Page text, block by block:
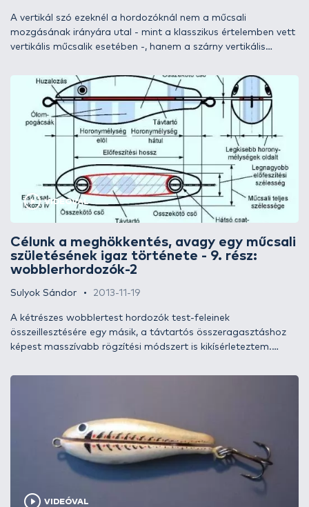
A vertikál szó ezeknél a hordozóknál nem a műcsali
mozgásának irányára utal - mint a klasszikus értelemben vett
vertikális műcsalik esetében -, hanem a szárny vertikális
horizontális szárnyállásúak voltak, hozzájuk képest a
vertikálhordozók szárnyállása 90 fokkal elforgatott. Az
ötletet a vízfelszín közelébe szánt műcsali adta, ahol a
láthatóság sokkal inkább szempont lehet, mint egy mélyvízi
kivitel esetében. Arra gondoltam, hogy oldalról nézve egy
horizontális szárny talán kevésbé látszódik, mint egy vertikális.
Ez persze csak részben igaz, hiszen a hullám (főleg az
orientált) sokszor szinte körülöleli a műcsali testét, de
kihívásnak nem volt rossz, én pedig szeretem a kihívásokat.
VIDEÓVAL
Célunk a meghökkentés, avagy egy műcsali
születésének igaz története - 9. rész:
wobblerhordozók-2
Sulyok Sándor 2013-11-19
A kétrészes wobblertest hordozók test-feleinek
összeillesztésére egy másik, a távtartós összeragasztáshoz
képest masszívabb rögzítési módszert is kikísérleteztem.
rossz módszernek (létjogosultságát és tartósságát majd a
Úgy vélem, ezt sikerült is elérnem a prototípussal, így a
jövőbeli wobblertest hordozóim is hasonlóak lesznek.
VIDEÓVAL